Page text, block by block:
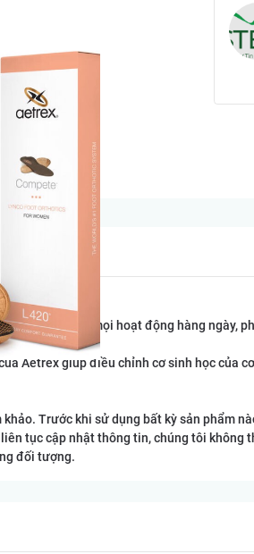
động, cho mọi hoạt động hàng ngày,
Aetrex giúp điều chỉnh cơ sinh học của
Trước khi sử dụng bất kỳ sản phẩm
tục cập nhật thông tin, chúng tôi
đối tượng.